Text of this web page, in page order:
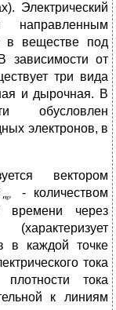
Электрический
направленным
в веществе под
зависимости от
три вида
и дырочная. В
обусловлен
электронов, в
вектором
- количеством
через
в каждой точке
тока
тока
к линиям